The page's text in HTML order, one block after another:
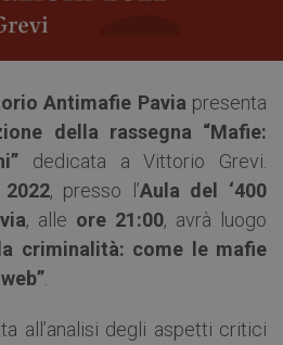
Antimafie Pavia presenta
della rassegna “Mafie:
dedicata a Vittorio Grevi.
, presso l’Aula del ‘400
, alle ore 21:00, avrà luogo
criminalità: come le mafie
all’analisi degli aspetti critici